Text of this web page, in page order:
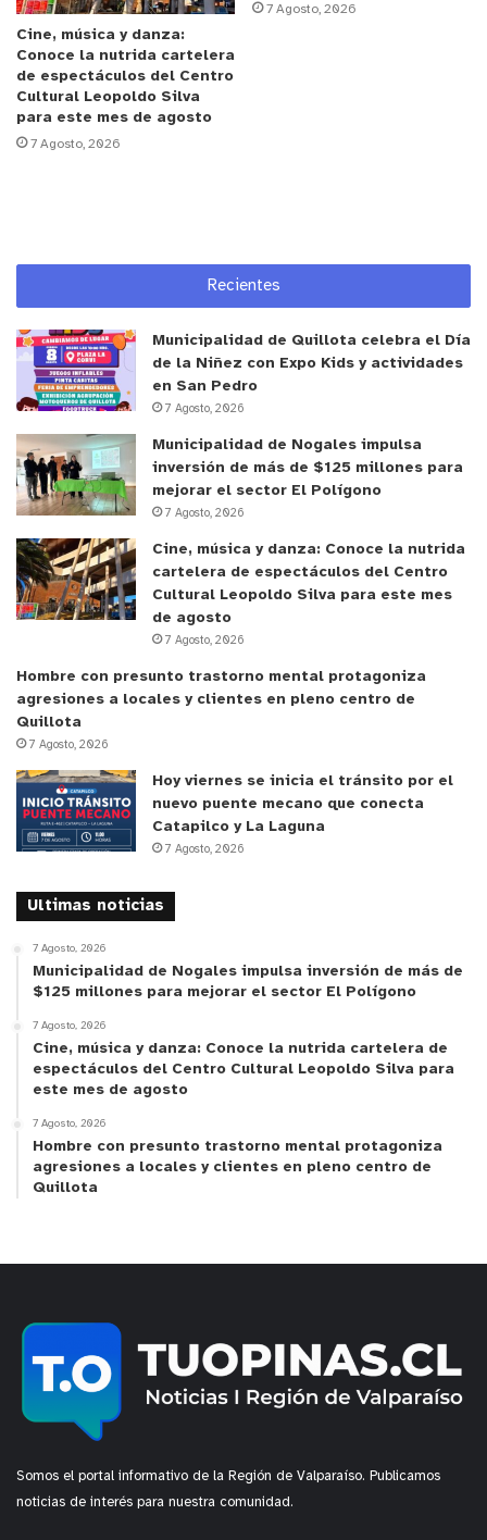
(Cerrillos, Rancagua y Quintero), además de
Coanil, la Obra de Don Guanella y el Sanatorio
Marítimo San Juan de Dios, entre otras, quienes se
encuentran evaluando la continuidad de los
programas, puesto que, al entrar al cuarto mes sin
venido trabajando intensamente para que
SENADIS dé cumplimiento a las obligaciones
financieras de los programas, la cual debía
ejecutarse en enero de este año. Ante la falta de
respuesta, los distintos directores de estas
residentes señalan que la situación que están
enfrentado es la más crítica que han vivido en los
últimos años, donde esperan que la ministra de
Desarrollo Social y Familia, Javiera Toro, pueda
darle urgencia a esta crisis y se resuelva a la
brevedad para no seguir afectando a una población
ya vulnerada.
y tú, ¿qué opinas?
Cine, música y danza:
Conoce la nutrida cartelera
de espectáculos del Centro
Cultural Leopoldo Silva
para este mes de agosto
7 Agosto, 2026
7 Agosto, 2026
Recientes
Municipalidad de Quillota celebra el Día
de la Niñez con Expo Kids y actividades
en San Pedro
7 Agosto, 2026
Municipalidad de Nogales impulsa
inversión de más de $125 millones para
mejorar el sector El Polígono
7 Agosto, 2026
Cine, música y danza: Conoce la nutrida
cartelera de espectáculos del Centro
Cultural Leopoldo Silva para este mes
de agosto
7 Agosto, 2026
Hombre con presunto trastorno mental protagoniza
agresiones a locales y clientes en pleno centro de
Quillota
7 Agosto, 2026
Hoy viernes se inicia el tránsito por el
nuevo puente mecano que conecta
Catapilco y La Laguna
7 Agosto, 2026
Ultimas noticias
7 Agosto, 2026
Municipalidad de Nogales impulsa inversión de más de
$125 millones para mejorar el sector El Polígono
7 Agosto, 2026
Cine, música y danza: Conoce la nutrida cartelera de
espectáculos del Centro Cultural Leopoldo Silva para
este mes de agosto
7 Agosto, 2026
Hombre con presunto trastorno mental protagoniza
agresiones a locales y clientes en pleno centro de
Quillota
Somos el portal informativo de la Región de Valparaíso. Publicamos
noticias de interés para nuestra comunidad.